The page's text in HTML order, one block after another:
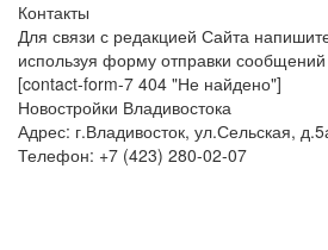
Контакты
Для связи с редакцией Сайта
используя форму отправки
[contact-form-7 404 "Не найдено"]
Новостройки Владивостока
Адрес: г.Владивосток, ул.Сельская,
Телефон: +7 (423) 280-02-07